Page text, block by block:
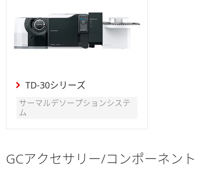
TD-30シリーズ
サーマルデソープションシステ
ム
GCアクセサリー/コンポーネント